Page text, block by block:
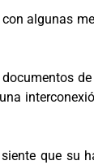
algunas
que su